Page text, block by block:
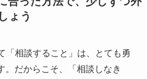
ょう
「相談すること」は、とても勇
。だからこそ、「相談しなき